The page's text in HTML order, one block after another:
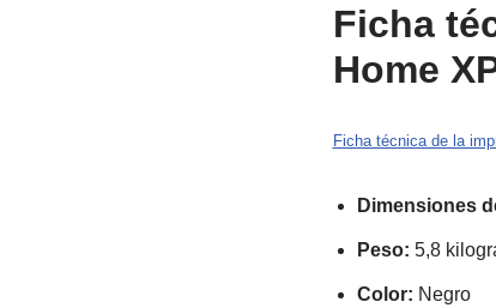
Ficha
Home
Ficha técnica de la
Dimensiones
Peso: 5,8
Color: Negro